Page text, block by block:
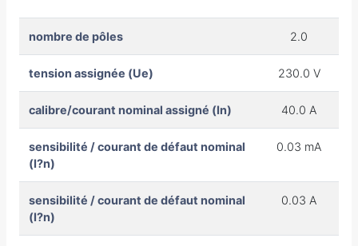
nombre de pôles 2.0
tension assignée (Ue) 230.0 V
calibre/courant nominal assigné (In) 40.0 A
sensibilité / courant de défaut nominal
(I?n)
0.03 mA
sensibilité / courant de défaut nominal
(I?n)
0.03 A